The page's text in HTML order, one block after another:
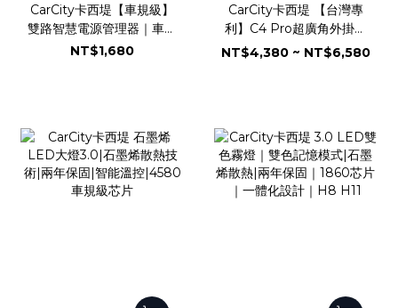
CarCity卡西堤【車規級】
雙路智慧電源管理器｜車用
電源管理模組｜雙路輸出
NT$1,680
CarCity卡西堤 【台灣專
利】C4 Pro超廣角外掛式
魚眼霧燈｜兩年保固｜
NT$4,380 ~ NT$6,580